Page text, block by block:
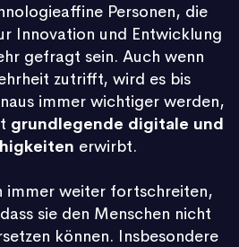
Personen, die
Innovation und Entwicklung
gefragt sein. Auch wenn
zutrifft, wird es bis
immer wichtiger werden,
grundlegende digitale und
erwirbt.
immer weiter fortschreiten,
sie den Menschen nicht
können. Insbesondere